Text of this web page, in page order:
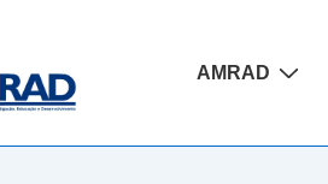
Navegação
AMRAD